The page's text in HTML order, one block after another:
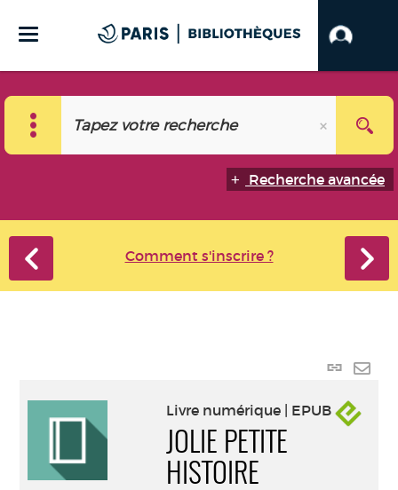
Recherche avancée
Comment s'inscrire ?
Lien
Livre numérique | EPUB
JOLIE PETITE
HISTOIRE